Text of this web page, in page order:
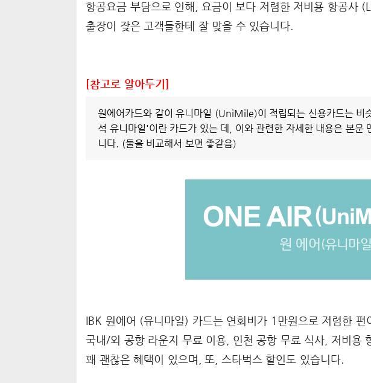
항공요금 부담으로 인해, 요금이 보다 저렴한 저비용 항공사
출장이 잦은 고객들한테 잘 맞을 수 있습니다.
[참고로 알아두기]
원에어카드와 같이 유니마일 (UniMile)이 적립되는 신용카드는 비
석 유니마일'이란 카드가 있는 데, 이와 관련한 자세한 내용은 본문
니다. (둘을 비교해서 보면 좋같음)
IBK 원에어 (유니마일) 카드는 연회비가 1만원으로 저렴한 편
국내/외 공항 라운지 무료 이용, 인천 공항 무료 식사, 저비용
꽤 괜찮은 혜택이 있으며, 또, 스타벅스 할인도 있습니다.